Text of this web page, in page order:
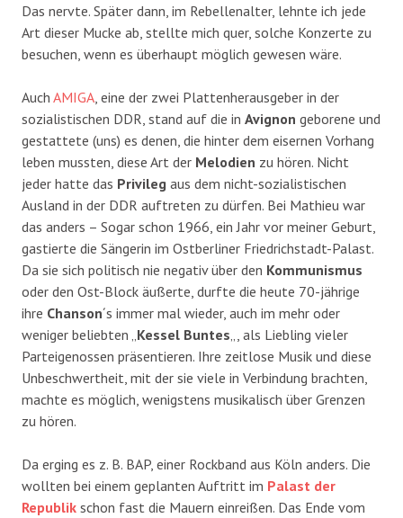
Das nervte. Später dann, im Rebellenalter, lehnte ich jede
Art dieser Mucke ab, stellte mich quer, solche Konzerte zu
besuchen, wenn es überhaupt möglich gewesen wäre.
Auch AMIGA , eine der zwei Plattenherausgeber in der
sozialistischen DDR, stand auf die in Avignon geborene und
gestattete (uns) es denen, die hinter dem eisernen Vorhang
leben mussten, diese Art der Melodien zu hören. Nicht
jeder hatte das Privileg aus dem nicht-sozialistischen
Ausland in der DDR auftreten zu dürfen. Bei Mathieu war
das anders – Sogar schon 1966, ein Jahr vor meiner Geburt,
gastierte die Sängerin im Ostberliner Friedrichstadt-Palast.
Da sie sich politisch nie negativ über den Kommunismus
oder den Ost-Block äußerte, durfte die heute 70-jährige
ihre Chanson´s immer mal wieder, auch im mehr oder
weniger beliebten „ Kessel Buntes „, als Liebling vieler
Parteigenossen präsentieren. Ihre zeitlose Musik und diese
Unbeschwertheit, mit der sie viele in Verbindung brachten,
machte es möglich, wenigstens musikalisch über Grenzen
zu hören.
Da erging es z. B. BAP, einer Rockband aus Köln anders. Die
wollten bei einem geplanten Auftritt im Palast der
Republik schon fast die Mauern einreißen. Das Ende vom